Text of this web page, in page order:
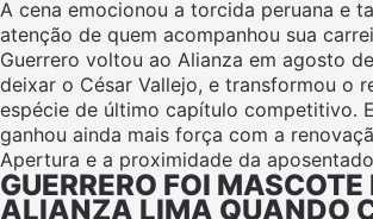
A cena emocionou a torcida peruana e
atenção de quem acompanhou sua
Guerrero voltou ao Alianza em agosto
deixar o César Vallejo, e transformou o
espécie de último capítulo competitivo.
ganhou ainda mais força com a
Apertura e a proximidade da
GUERRERO FOI MASCOTE
ALIANZA LIMA QUANDO